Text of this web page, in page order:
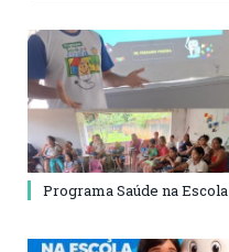
Programa Saúde na Escola